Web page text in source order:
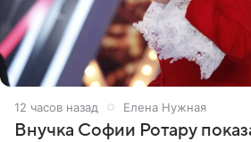
12 часов назад Елена Нужная
Внучка Софии Ротару